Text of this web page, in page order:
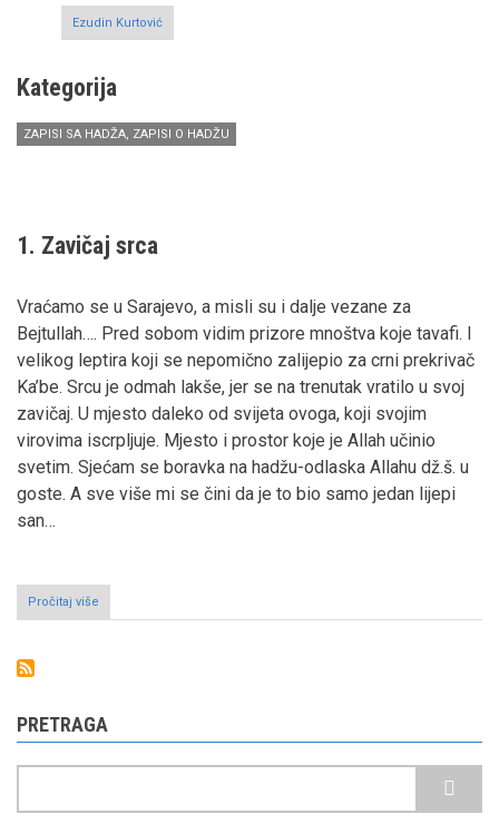
Ezudin Kurtović
Kategorija
ZAPISI SA HADŽA, ZAPISI O HADŽU
1. Zavičaj srca
Vraćamo se u Sarajevo, a misli su i dalje vezane za
Bejtullah…. Pred sobom vidim prizore mnoštva koje tavafi. I
velikog leptira koji se nepomično zalijepio za crni prekrivač
Ka’be. Srcu je odmah lakše, jer se na trenutak vratilo u svoj
zavičaj. U mjesto daleko od svijeta ovoga, koji svojim
virovima iscrpljuje. Mjesto i prostor koje je Allah učinio
svetim. Sjećam se boravka na hadžu-odlaska Allahu dž.š. u
goste. A sve više mi se čini da je to bio samo jedan lijepi
san…
Pročitaj više
Putovanje
PRETRAGA